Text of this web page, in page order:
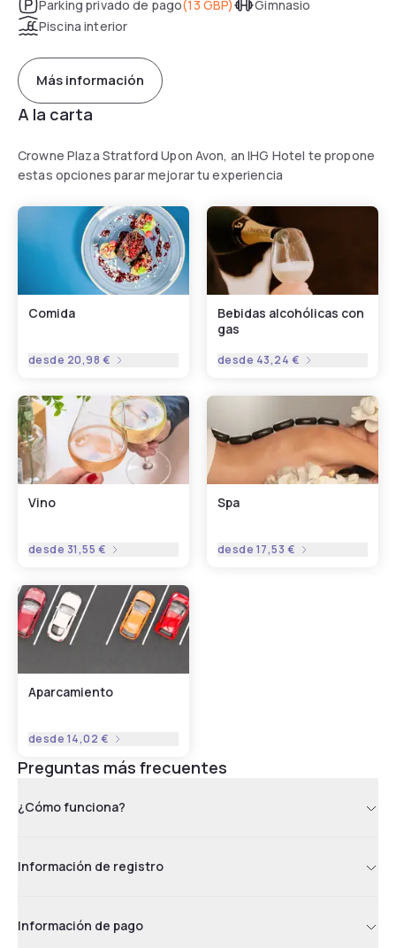
Parking privado de pago(13 GBP)
Gimnasio
Piscina interior
Más información
A la carta
Crowne Plaza Stratford Upon Avon, an IHG Hotel te propone
estas opciones parar mejorar tu experiencia
Comida
desde 20,98 €
Bebidas alcohólicas con
gas
desde 43,24 €
Vino
desde 31,55 €
Spa
desde 17,53 €
Aparcamiento
desde 14,02 €
Preguntas más frecuentes
¿Cómo funciona?
Información de registro
Información de pago